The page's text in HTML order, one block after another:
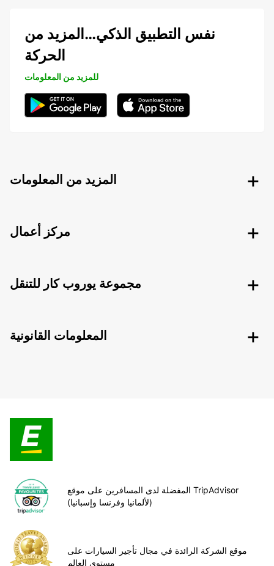
نفس التطبيق الذكي…المزيد من
الحركة
للمزيد من المعلومات
المزيد من المعلومات
مركز أعمال
مجموعة يوروب كار للتنقل
المعلومات القانونية
المفضلة لدى المسافرين على موقع TripAdvisor
(لألمانيا وفرنسا وإسبانيا)
موقع الشركة الرائدة في مجال تأجير السيارات على
مستوى العالم